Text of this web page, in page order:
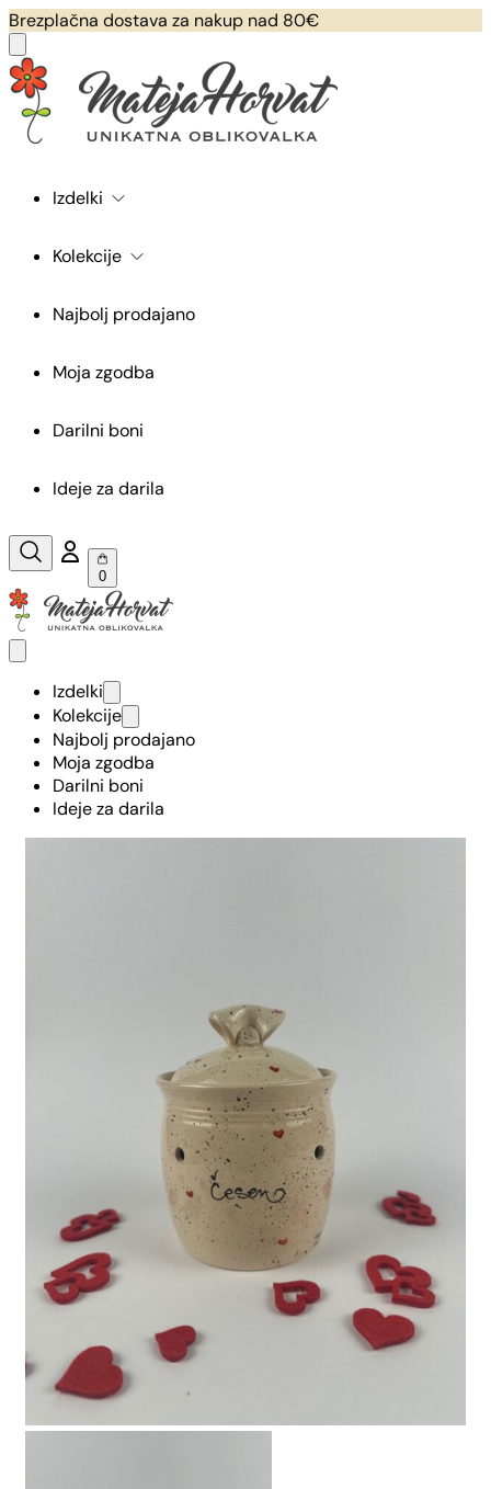
Brezplačna dostava za nakup nad 80€
Izdelki
Kolekcije
Najbolj prodajano
Moja zgodba
Darilni boni
Ideje za darila
0
Izdelki
Kolekcije
Najbolj prodajano
Moja zgodba
Darilni boni
Ideje za darila